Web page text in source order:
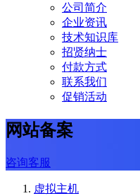
公司简介
企业资讯
技术知识库
招贤纳士
付款方式
联系我们
促销活动
网站备案
咨询客服
虚拟主机